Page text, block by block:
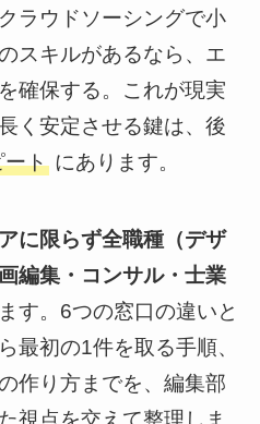
ラウドソーシングで小
スキルがあるなら、エ
確保する。これが現実
く安定させる鍵は、後
ートにあります。
に限らず全職種（デザ
編集・コンサル・士業
す。6つの窓口の違いと
最初の1件を取る手順、
作り方までを、編集部
視点を交えて整理しま